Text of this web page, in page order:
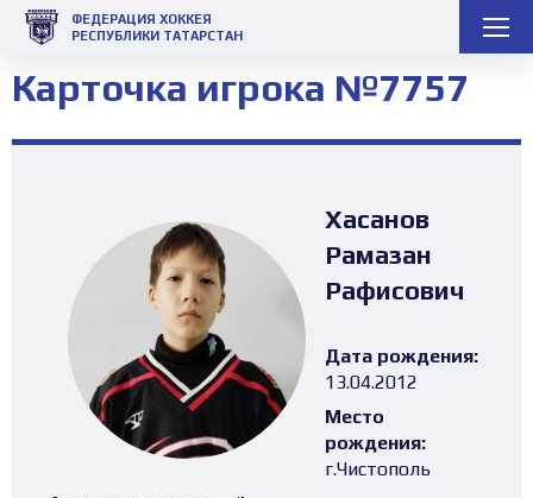
ФЕДЕРАЦИЯ ХОККЕЯ
РЕСПУБЛИКИ ТАТАРСТАН
Карточка игрока №7757
Хасанов
Рамазан
Рафисович
Дата рождения:
13.04.2012
Место
рождения:
г.Чистополь